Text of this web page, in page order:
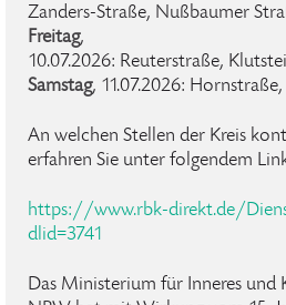
Zanders-Straße, Nußbaumer
Freitag,
10.07.2026: Reuterstraße,
Samstag, 11.07.2026:
An welchen Stellen der Kreis
erfahren Sie unter folgendem
https://www.rbk-direkt.de/
dlid=3741
Das Ministerium für Inneres und